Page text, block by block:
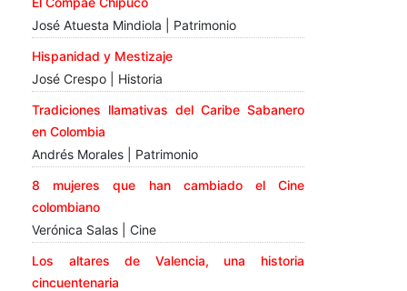
José Atuesta Mindiola | Patrimonio
Hispanidad y Mestizaje
José Crespo | Historia
Tradiciones llamativas del Caribe Sabanero
en Colombia
Andrés Morales | Patrimonio
8 mujeres que han cambiado el Cine
colombiano
Verónica Salas | Cine
Los altares de Valencia, una historia
cincuentenaria